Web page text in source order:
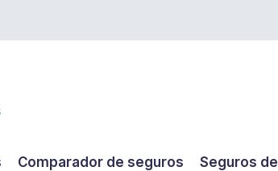
Comparador de seguros Seguros